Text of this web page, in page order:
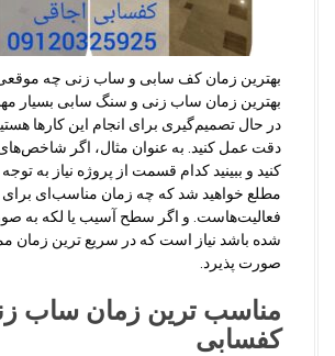
بهترین زمان کف سابی و ساب زنی چه
بهترین زمان ساب زنی و سنگ سابی بسیار
در حال تصمیم‌گیری برای انجام این کارها
دقت عمل کنید. به عنوان مثال، اگر
کنید و ببینید کدام قسمت از پروژه نیاز به
مطلع خواهید شد که چه زمان مناسب‌ای برای
فعالیت‌هاست و اگر سطح آسیب یا لکه به
شده باشد نیاز است که در سریع ترین زمان
صورت پذیرد.
مناسب ترین زمان ساب
کفسابی